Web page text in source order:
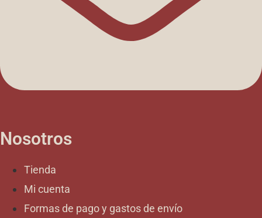
Nosotros
Tienda
Mi cuenta
Formas de pago y gastos de envío